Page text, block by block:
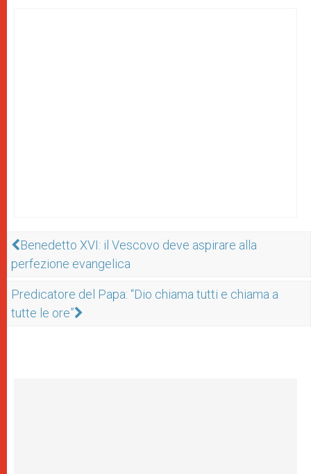
Benedetto XVI: il Vescovo deve aspirare alla
perfezione evangelica
Predicatore del Papa: “Dio chiama tutti e chiama a
tutte le ore”